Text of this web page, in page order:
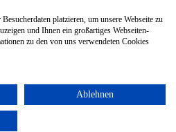
platzieren, um unsere Webseite zu
und Ihnen ein großartiges Webseiten-
zu den von uns verwendeten Cookies
Ablehnen